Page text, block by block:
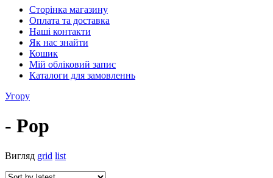
Сторінка магазину
Оплата та доставка
Наші контакти
Як нас знайти
Кошик
Мій обліковий запис
Каталоги для замовленнь
Угору
- Pop
Вигляд grid list